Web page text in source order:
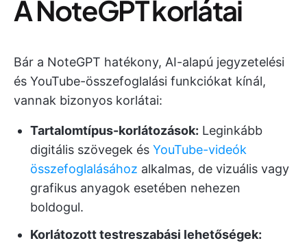
A NoteGPT korlátai
Bár a NoteGPT hatékony, AI-alapú jegyzetelési
és YouTube-összefoglalási funkciókat kínál,
vannak bizonyos korlátai:
Tartalomtípus-korlátozások: Leginkább
digitális szövegek és YouTube-videók
összefoglalásához alkalmas, de vizuális vagy
grafikus anyagok esetében nehezen
boldogul.
Korlátozott testreszabási lehetőségek: